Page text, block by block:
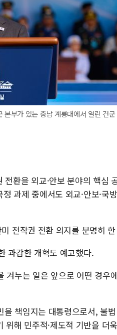
부가 있는 충남 계룡대에서 열린 건
환을 외교·안보 분야의 핵심
과제 중에서도 외교·안보·국
전작권 전환 의지를 분명히
과감한 개혁도 예고했다.
누는 일은 앞으로 어떤 경우
책임지는 대통령으로서, 불
해 민주적·제도적 기반을 더